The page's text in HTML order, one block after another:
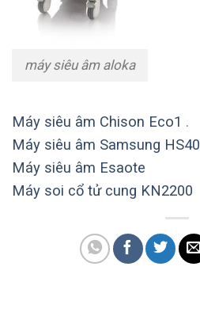
máy siêu âm aloka
Máy siêu âm Chison Eco1 .
Máy siêu âm Samsung HS40
Máy siêu âm Esaote
Máy soi cổ tử cung KN2200